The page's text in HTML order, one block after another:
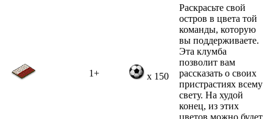
1+ x 150
Раскрасьте свой
остров в цвета той
команды, которую
вы поддерживаете.
Эта клумба
позволит вам
рассказать о своих
пристрастиях всему
свету. На худой
конец, из этих
цветов можно будет